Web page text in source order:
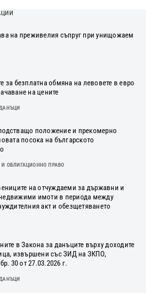
на преживелия съпруг при унищожаем
за безплатна обмяна на левовете в евро
на цените
положение и прекомерно
посока на българското
И ОБЛИГАЦИОННО ПРАВО
на отчуждаеми за държавни и
имоти в периода между
акт и обезщетяването
в Закона за данъците върху доходите
извършени със ЗИД на ЗКПО,
30 от 27.03.2026 г.